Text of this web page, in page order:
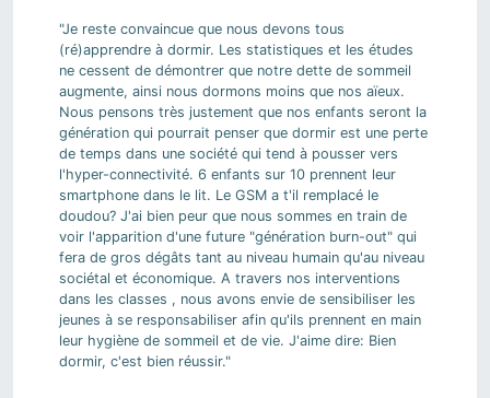
"Je reste convaincue que nous devons tous
(ré)apprendre à dormir. Les statistiques et les études
ne cessent de démontrer que notre dette de sommeil
augmente, ainsi nous dormons moins que nos aïeux.
Nous pensons très justement que nos enfants seront la
génération qui pourrait penser que dormir est une perte
de temps dans une société qui tend à pousser vers
l'hyper-connectivité. 6 enfants sur 10 prennent leur
smartphone dans le lit. Le GSM a t'il remplacé le
doudou? J'ai bien peur que nous sommes en train de
voir l'apparition d'une future "génération burn-out" qui
fera de gros dégâts tant au niveau humain qu'au niveau
sociétal et économique. A travers nos interventions
dans les classes , nous avons envie de sensibiliser les
jeunes à se responsabiliser afin qu'ils prennent en main
leur hygiène de sommeil et de vie. J'aime dire: Bien
dormir, c'est bien réussir."